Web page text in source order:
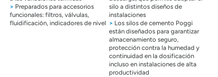
> Preparados para accesorios
funcionales: filtros, válvulas,
fluidificación, indicadores de nivel
silo a distintos diseños de
instalaciones
> Los silos de cemento Poggi
están diseñados para garantizar
almacenamiento seguro,
protección contra la humedad y
continuidad en la dosificación
incluso en instalaciones de alta
productividad